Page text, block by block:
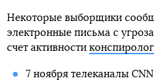
Некоторые выборщики
электронные письма с
счет активности
7 ноября телеканалы